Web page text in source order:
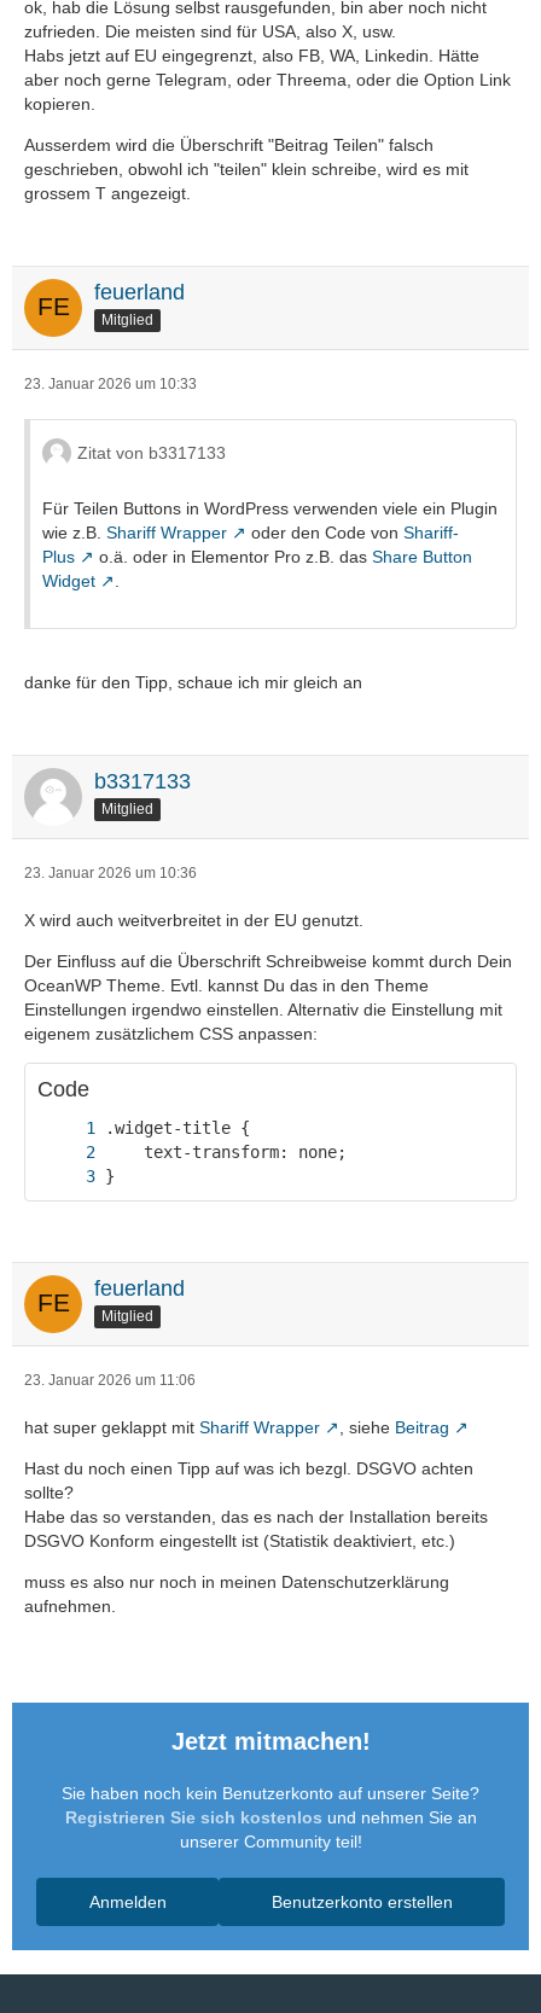
ok, hab die Lösung selbst rausgefunden, bin aber noch nicht
zufrieden. Die meisten sind für USA, also X, usw.
Habs jetzt auf EU eingegrenzt, also FB, WA, Linkedin. Hätte
aber noch gerne Telegram, oder Threema, oder die Option Link
kopieren.
Ausserdem wird die Überschrift "Beitrag Teilen" falsch
geschrieben, obwohl ich "teilen" klein schreibe, wird es mit
grossem T angezeigt.
feuerland
Mitglied
23. Januar 2026 um 10:33
Zitat von b3317133
Für Teilen Buttons in WordPress verwenden viele ein Plugin
wie z.B. Shariff Wrapper oder den Code von Shariff-
Plus
o.ä. oder in Elementor Pro z.B. das Share Button
Widget
danke für den Tipp, schaue ich mir gleich an
b3317133
Mitglied
23. Januar 2026 um 10:36
X wird auch weitverbreitet in der EU genutzt.
Der Einfluss auf die Überschrift Schreibweise kommt durch Dein
OceanWP Theme. Evtl. kannst Du das in den Theme
Einstellungen irgendwo einstellen. Alternativ die Einstellung mit
eigenem zusätzlichem CSS anpassen:
Code
}
feuerland
Mitglied
23. Januar 2026 um 11:06
hat super geklappt mit Shariff Wrapper , siehe Beitrag
Hast du noch einen Tipp auf was ich bezgl. DSGVO achten
sollte?
Habe das so verstanden, das es nach der Installation bereits
DSGVO Konform eingestellt ist (Statistik deaktiviert, etc.)
muss es also nur noch in meinen Datenschutzerklärung
aufnehmen.
Jetzt mitmachen!
Sie haben noch kein Benutzerkonto auf unserer Seite?
Registrieren Sie sich kostenlos und nehmen Sie an
unserer Community teil!
Benutzerkonto erstellen
Anmelden